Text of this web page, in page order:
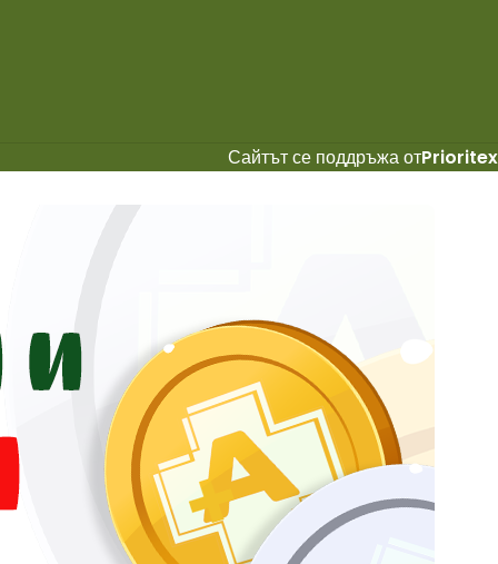
Сайтът се поддръжа отPrioritex